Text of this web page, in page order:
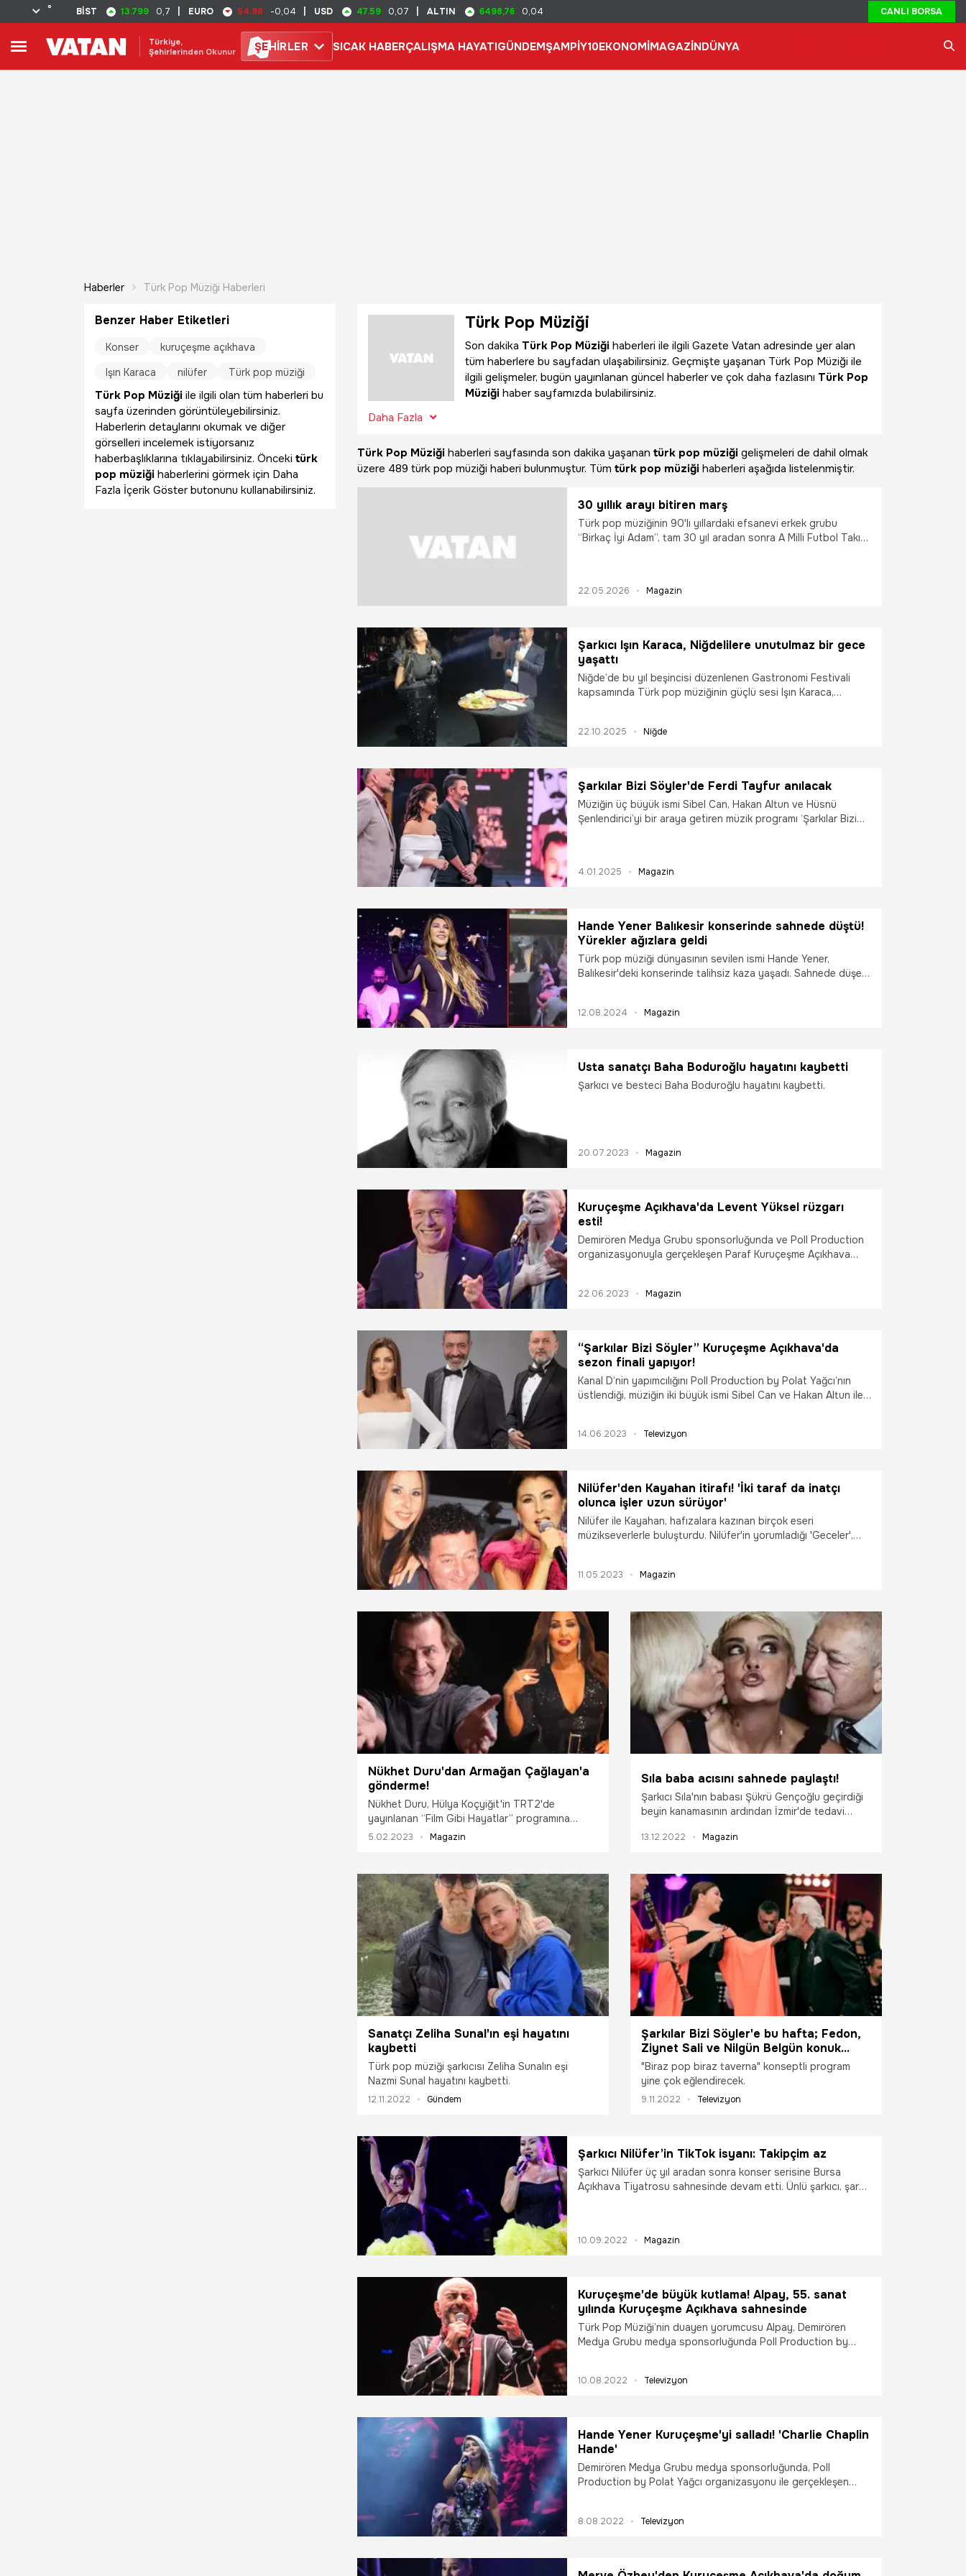
° BİST 13.799 0,7 EURO 54.98 -0,04 USD 47.59 0,07 ALTIN 6498,76 0,04 CANLI BORSA
Türkiye,
Şehirlerinden Okunur
ŞEHİRLER SICAK HABERÇALIŞMA HAYATIGÜNDEMŞAMPİY10EKONOMİMAGAZİNDÜNYA
Haberler Türk Pop Müziği Haberleri
Türk Pop Müziği
Son dakika Türk Pop Müziği haberleri ile ilgili Gazete Vatan adresinde yer alan
tüm haberlere bu sayfadan ulaşabilirsiniz. Geçmişte yaşanan Türk Pop Müziği ile
ilgili gelişmeler, bugün yayınlanan güncel haberler ve çok daha fazlasını Türk Pop
Müziği haber sayfamızda bulabilirsiniz.
Daha Fazla
Türk Pop Müziği haberleri sayfasında son dakika yaşanan türk pop müziği gelişmeleri de dahil olmak
üzere 489 türk pop müziği haberi bulunmuştur. Tüm türk pop müziği haberleri aşağıda listelenmiştir.
30 yıllık arayı bitiren marş
Türk pop müziğinin 90'lı yıllardaki efsanevi erkek grubu
“Birkaç İyi Adam”, tam 30 yıl aradan sonra A Milli Futbol Takımı
22.05.2026 Magazin
Şarkıcı Işın Karaca, Niğdelilere unutulmaz bir gece
yaşattı
Niğde’de bu yıl beşincisi düzenlenen Gastronomi Festivali
kapsamında Türk pop müziğinin güçlü sesi Işın Karaca,
22.10.2025 Niğde
Şarkılar Bizi Söyler'de Ferdi Tayfur anılacak
Müziğin üç büyük ismi Sibel Can, Hakan Altun ve Hüsnü
Şenlendirici’yi bir araya getiren müzik programı ‘Şarkılar Bizi
4.01.2025 Magazin
Hande Yener Balıkesir konserinde sahnede düştü!
Yürekler ağızlara geldi
Türk pop müziği dünyasının sevilen ismi Hande Yener,
Balıkesir'deki konserinde talihsiz kaza yaşadı. Sahnede düşen
12.08.2024 Magazin
Usta sanatçı Baha Boduroğlu hayatını kaybetti
Şarkıcı ve besteci Baha Boduroğlu hayatını kaybetti.
20.07.2023 Magazin
Kuruçeşme Açıkhava'da Levent Yüksel rüzgarı
esti!
Demirören Medya Grubu sponsorluğunda ve Poll Production
organizasyonuyla gerçekleşen Paraf Kuruçeşme Açıkhava
buluşturan ünlü sanatçı, eski günlerin atmosferini yeniden
22.06.2023 Magazin
“Şarkılar Bizi Söyler” Kuruçeşme Açıkhava'da
sezon finali yapıyor!
Kanal D’nin yapımcılığını Poll Production by Polat Yağcı’nın
üstlendiği, müziğin iki büyük ismi Sibel Can ve Hakan Altun ile
Kuruçeşme Açıkhava’dan canlı yayınla ekrana gelecek olan
14.06.2023 Televizyon
Nilüfer'den Kayahan itirafı! 'İki taraf da inatçı
olunca işler uzun sürüyor'
Nilüfer ile Kayahan, hafızalara kazınan birçok eseri
müzikseverlerle buluşturdu. Nilüfer'in yorumladığı 'Geceler',
Nilüfer, bir dönem küs kaldıktan sonra hastalık sürecinde
11.05.2023 Magazin
Nükhet Duru'dan Armağan Çağlayan'a
gönderme!
Nükhet Duru, Hülya Koçyiğit'in TRT2'de
yayınlanan “Film Gibi Hayatlar” programına
konuk oldu. Geçtiğimiz kasım ayında kansere
Duru'ya sitem etmişti. Hakkında 'vefasızlık'
yorumu yapılan usta sanatçı, Çağlayan'a
gönderme niteliğinde bir açıklamaya imza attı.
5.02.2023 Magazin
Sıla baba acısını sahnede paylaştı!
Şarkıcı Sıla'nın babası Şükrü Gençoğlu geçirdiği
beyin kanamasının ardından İzmir'de tedavi
yaşamını yitirmişti. Önceden planlanan
13.12.2022 Magazin
Sanatçı Zeliha Sunal'ın eşi hayatını
kaybetti
Türk pop müziği şarkıcısı Zeliha Sunalın eşi
Nazmi Sunal hayatını kaybetti.
12.11.2022 Gündem
Şarkılar Bizi Söyler'e bu hafta; Fedon,
Ziynet Sali ve Nilgün Belgün konuk
oluyor
"Biraz pop biraz taverna" konseptli program
yine çok eğlendirecek.
9.11.2022 Televizyon
Şarkıcı Nilüfer’in TikTok isyanı: Takipçim az
Şarkıcı Nilüfer üç yıl aradan sonra konser serisine Bursa
Açıkhava Tiyatrosu sahnesinde devam etti. Ünlü şarkıcı, şarkı
sanmayın. Tabii TikTok hesabım bile var ama takipçim az. Öyle
10.09.2022 Magazin
Kuruçeşme'de büyük kutlama! Alpay, 55. sanat
yılında Kuruçeşme Açıkhava sahnesinde
Türk Pop Müziği’nin duayen yorumcusu Alpay, Demirören
Medya Grubu medya sponsorluğunda Poll Production by
kutladı.
10.08.2022 Televizyon
Hande Yener Kuruçeşme'yi salladı! 'Charlie Chaplin
Hande'
Demirören Medya Grubu medya sponsorluğunda, Poll
Production by Polat Yağcı organizasyonu ile gerçekleşen
konserin açılışını New York’ta kliplendirdiği yeni hiti “İyi Ya”
8.08.2022 Televizyon
Benzer Haber Etiketleri
Konser
kuruçeşme açıkhava
Işın Karaca
nilüfer Türk pop müziği
Türk Pop Müziği ile ilgili olan tüm haberleri bu
sayfa üzerinden görüntüleyebilirsiniz.
Haberlerin detaylarını okumak ve diğer
görselleri incelemek istiyorsanız
haberbaşlıklarına tıklayabilirsiniz. Önceki türk
pop müziği haberlerini görmek için Daha
Fazla İçerik Göster butonunu kullanabilirsiniz.